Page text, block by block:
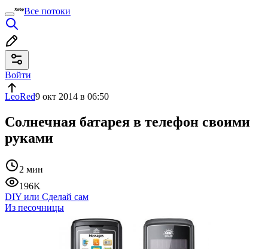
Все потоки
Войти
LeoRed9 окт 2014 в 06:50
Солнечная батарея в телефон своими
руками
2 мин
196K
DIY или Сделай сам
Из песочницы